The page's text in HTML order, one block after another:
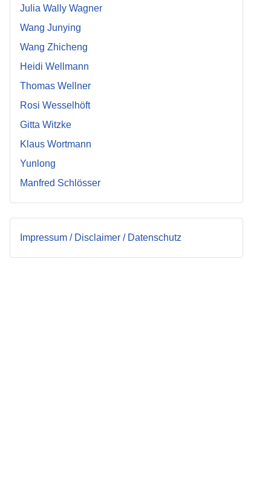
Julia Wally Wagner
Wang Junying
Wang Zhicheng
Heidi Wellmann
Thomas Wellner
Rosi Wesselhöft
Gitta Witzke
Klaus Wortmann
Yunlong
Manfred Schlösser
Impressum / Disclaimer / Datenschutz